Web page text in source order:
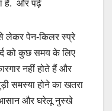
है. और पढ़ें
लेकर पेन-किलर स्प्रे
को कुछ समय के लिए
नहीं होते हैं और
समस्या होने का खतरा
आसान और घरेलू नुस्खे